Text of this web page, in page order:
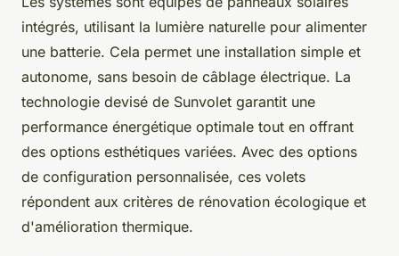
intégrés, utilisant la lumière naturelle pour alimenter
une batterie. Cela permet une installation simple et
autonome, sans besoin de câblage électrique. La
technologie devisé de Sunvolet garantit une
performance énergétique optimale tout en offrant
des options esthétiques variées. Avec des options
de configuration personnalisée, ces volets
répondent aux critères de rénovation écologique et
d'amélioration thermique.